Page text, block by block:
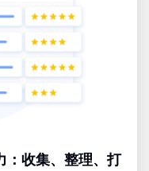
：收集、整理、打